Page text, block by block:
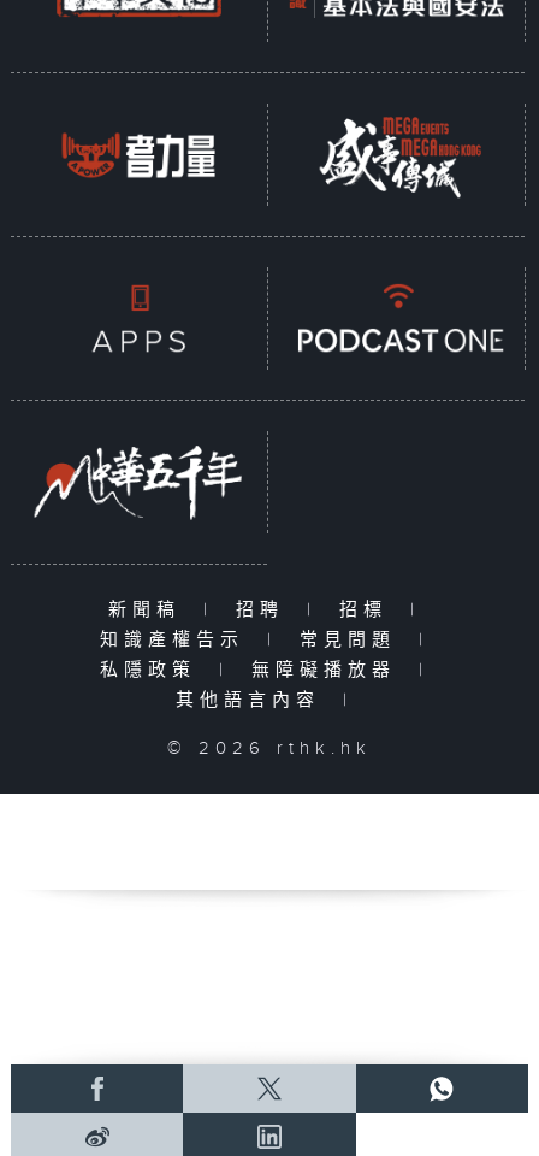
新聞稿 | 招聘 | 招標
|
知識產權告示
| 常見問題
|
私隱政策
| 無障礙播放器
|
其他語言內容
|
© 2026 rthk.hk